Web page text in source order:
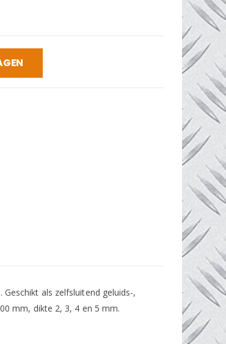
als zelfsluitend geluids-,
mm, dikte 2, 3, 4 en 5 mm.